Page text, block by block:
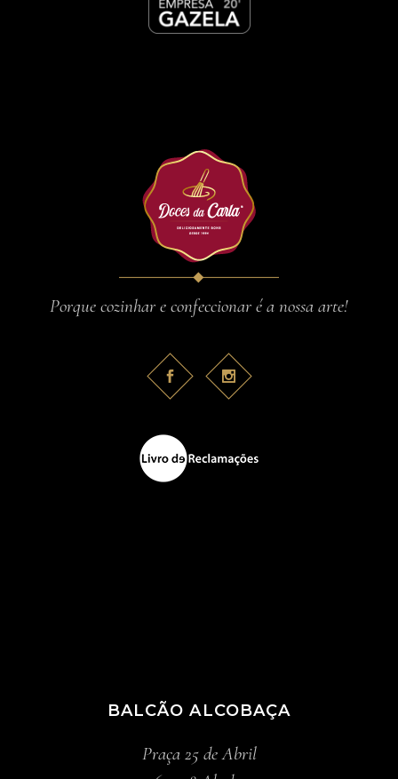
Porque cozinhar e confeccionar é a nossa arte!
BALCÃO ALCOBAÇA
Praça 25 de Abril